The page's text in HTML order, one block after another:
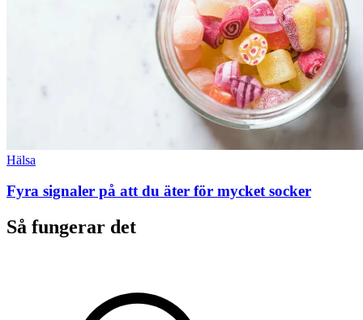
Hälsa
Fyra signaler på att du äter för mycket socker
Så fungerar det